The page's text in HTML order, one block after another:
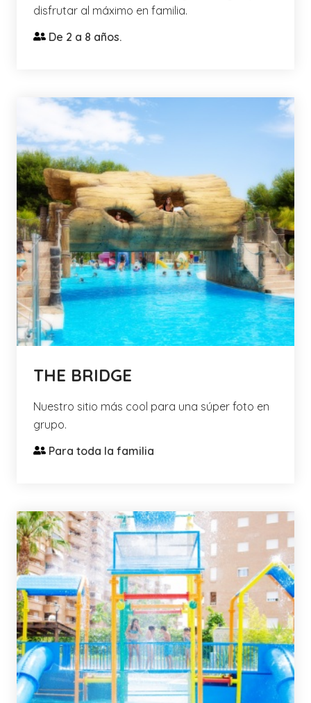
disfrutar al máximo en familia.
De 2 a 8 años.
THE BRIDGE
Nuestro sitio más cool para una súper foto en
grupo.
Para toda la familia